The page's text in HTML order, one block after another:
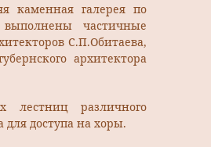
каменная галерея по
частичные
С.П.Обитаева,
архитектора
лестниц различного
доступа на хоры.